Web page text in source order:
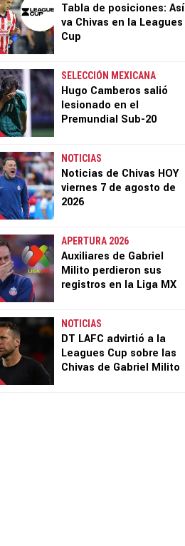
Tabla de posiciones: Así
va Chivas en la Leagues
Cup
SELECCIÓN MEXICANA
Hugo Camberos salió
lesionado en el
Premundial Sub-20
NOTICIAS
Noticias de Chivas HOY
viernes 7 de agosto de
2026
APERTURA 2026
Auxiliares de Gabriel
Milito perdieron sus
registros en la Liga MX
NOTICIAS
DT LAFC advirtió a la
Leagues Cup sobre las
Chivas de Gabriel Milito